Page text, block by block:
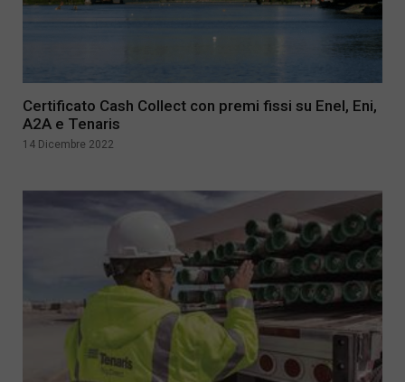
Certificato Cash Collect con premi fissi su Enel, Eni,
A2A e Tenaris
14 Dicembre 2022